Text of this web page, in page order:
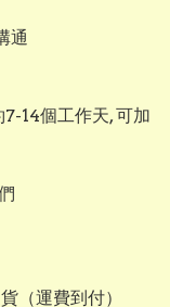
通
14個工作天, 可加
（運費到付）